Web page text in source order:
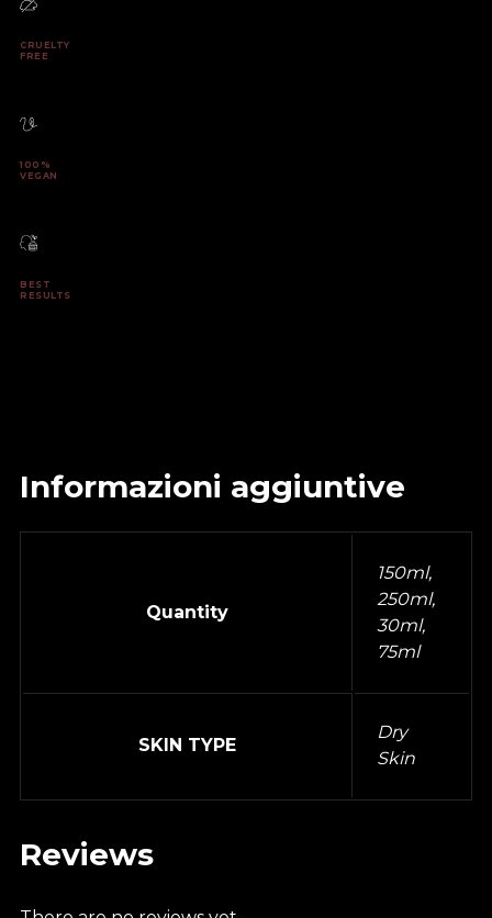
CRUELTY
FREE
100%
VEGAN
BEST
RESULTS
Informazioni aggiuntive
Quantity
150ml,
250ml,
30ml,
75ml
SKIN TYPE
Dry
Skin
Reviews